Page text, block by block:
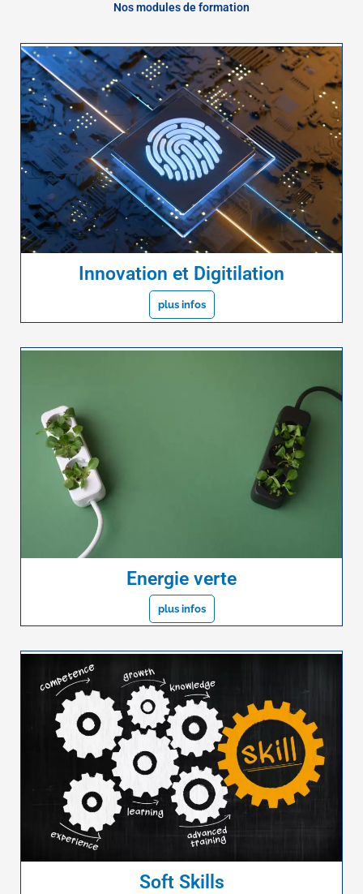
Nos modules de formation
Innovation et Digitilation
plus infos
Energie verte
plus infos
Soft Skills